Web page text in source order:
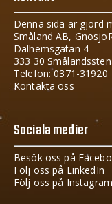
Denna sida är gjord
Småland AB,
Dalhemsgatan 4
333 30
Telefon: 0371-31920
Kontakta oss
Sociala medier
Besök oss på
Följ oss på LinkedIn
Följ oss på Instagram